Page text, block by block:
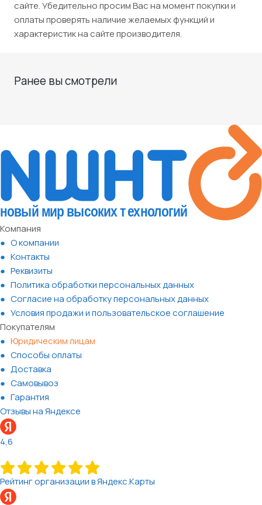
сайте. Убедительно просим Вас на момент покупки и
оплаты проверять наличие желаемых функций и
характеристик на сайте производителя.
Ранее вы смотрели
Компания
О компании
Контакты
Реквизиты
Политика обработки персональных данных
Согласие на обработку персональных данных
Условия продажи и пользовательское соглашение
Покупателям
Юридическим лицам
Способы оплаты
Доставка
Самовывоз
Гарантия
Отзывы на Яндексе
4,6
Рейтинг организации в Яндекс.Карты